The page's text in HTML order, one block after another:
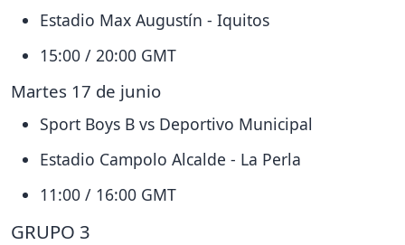
Estadio Max Augustín - Iquitos
15:00 / 20:00 GMT
Martes 17 de junio
Sport Boys B vs Deportivo Municipal
Estadio Campolo Alcalde - La Perla
11:00 / 16:00 GMT
GRUPO 3